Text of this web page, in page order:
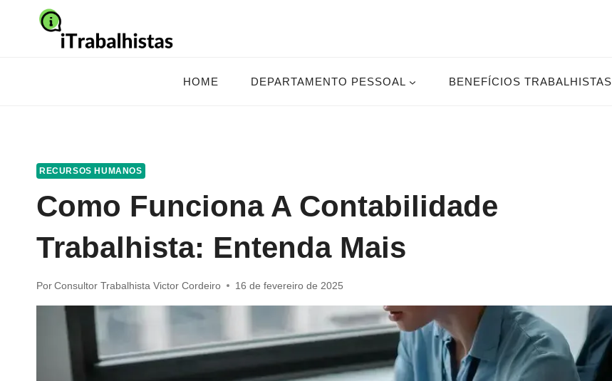
HOME DEPARTAMENTO PESSOAL BENEFÍCIOS TRABALHISTAS
RECURSOS HUMANOS
Como Funciona A Contabilidade
Trabalhista: Entenda Mais
Por Consultor Trabalhista Victor Cordeiro 16 de fevereiro de 2025